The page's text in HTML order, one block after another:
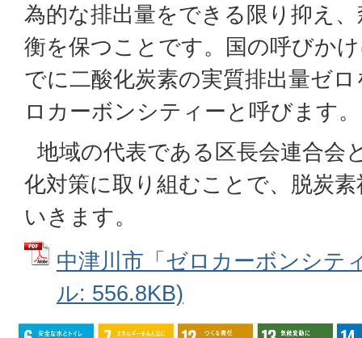
為的な排出量をできる限り抑え
衡を保つことです。国の呼びか
でに二酸化炭素の実質排出量ゼ
ロカーボンシティーと呼びます。
地域の代表である区長会連合会
化対策に取り組むことで、脱炭
いきます。
中津川市「ゼロカーボンシテ
ル: 556.8KB)